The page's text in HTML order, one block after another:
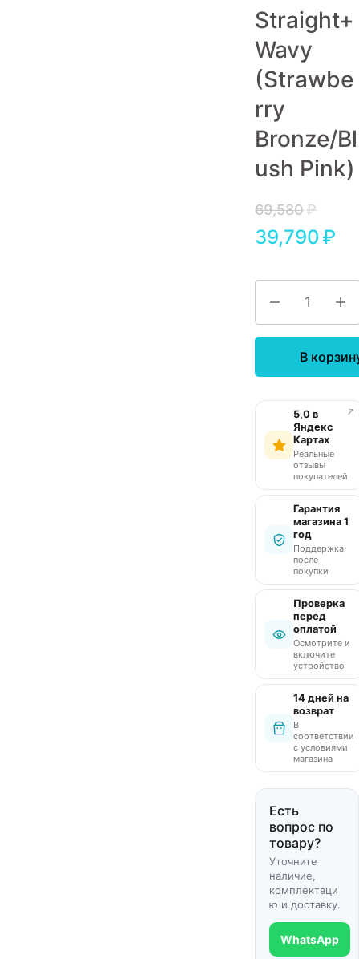
Straight+
Wavy
(Strawbe
rry
Bronze/Bl
ush Pink)
69,580₽
39,790₽
В
5,0 в
Яндекс
Картах
Реальные
отзывы
покупателей
↗
Гарантия
магазина 1
год
Поддержка
после
покупки
Проверка
перед
оплатой
Осмотрите и
включите
устройство
14 дней на
возврат
В
соответствии
с условиями
магазина
Есть
вопрос по
товару?
Уточните
наличие,
комплектаци
ю и доставку.
WhatsApp